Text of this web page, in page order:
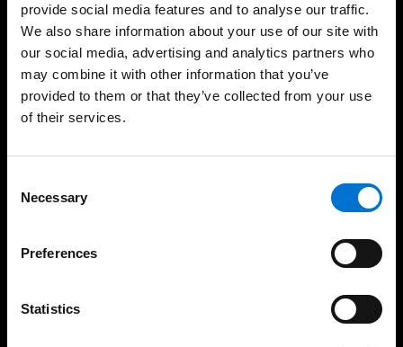
provide social media features and to analyse our traffic.
We also share information about your use of our site with
our social media, advertising and analytics partners who
may combine it with other information that you’ve
provided to them or that they’ve collected from your use
of their services.
Selection
Necessary
Preferences
Statistics
Protección solar
Servicios profesionales
Promotores y constructores